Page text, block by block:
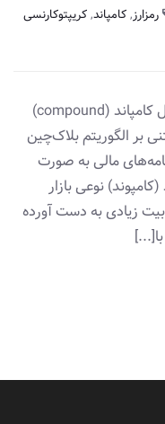
رمزارز,کامپاند,کریپتوکارنسی
ارز دیجیتال کامپاند (COMP) ارز دیجیتال کامپاند (compound)
بر الگوریتم بلاک‌چین
مالی به صورت
نوعی بازار
زیادی به‌ دست آورده